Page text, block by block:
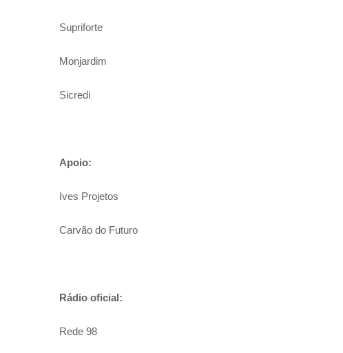
Supriforte
Monjardim
Sicredi
Apoio:
Ives Projetos
Carvão do Futuro
Rádio oficial:
Rede 98